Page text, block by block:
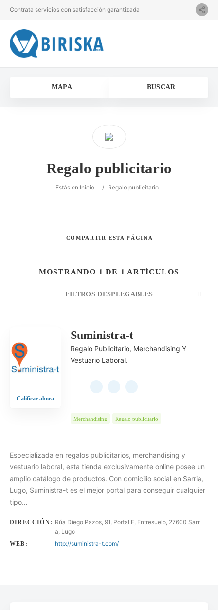
Contrata servicios con satisfacción garantizada
MAPA BUSCAR
Buscar
Regalo publicitario
Estás en:Inicio / Regalo publicitario
COMPARTIR ESTA PÁGINA
MOSTRANDO 1 DE 1 ARTÍCULOS
FILTROS DESPLEGABLES
Calificar ahora
Suministra-t
Regalo Publicitario, Merchandising Y
Vestuario Laboral.
Merchandising Regalo publicitario
Especializada en regalos publicitarios, merchandising y
vestuario laboral, esta tienda exclusivamente online posee un
amplio catálogo de productos. Con domicilio social en Sarria,
Lugo, Suministra-t es el mejor portal para conseguir cualquier
tipo…
DIRECCIÓN: Rúa Diego Pazos, 91, Portal E, Entresuelo, 27600 Sarri
a, Lugo
WEB: http://suministra-t.com/